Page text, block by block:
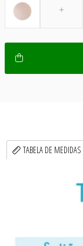
TABELA DE MEDIDAS